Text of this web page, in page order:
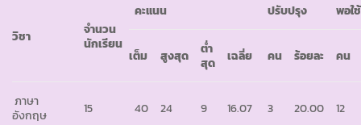
วิชา
จำนวน
นักเรียน
คะแนน ปรับปรุง พอใช้
เต็ม สูงสุด
ต่ำ
สุด
เฉลี่ย คน ร้อยละ คน
ภาษา
อังกฤษ
15 40 24 9 16.07 3 20.00 12